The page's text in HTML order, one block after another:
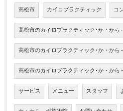
高松市 カイロプラクティック コ
高松市のカイロプラクティック･か・から
高松市のカイロプラクティック･か・から
高松市のカイロプラクティック･か・から
サービス メニュー スタッフ